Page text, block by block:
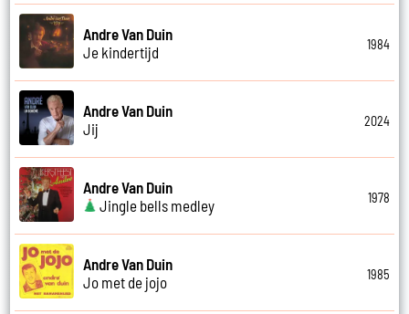
Andre Van Duin
Je kindertijd
1984
Andre Van Duin
Jij
2024
Andre Van Duin
Jingle bells medley
1978
Andre Van Duin
Jo met de jojo
1985